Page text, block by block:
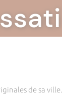
de sa ville.